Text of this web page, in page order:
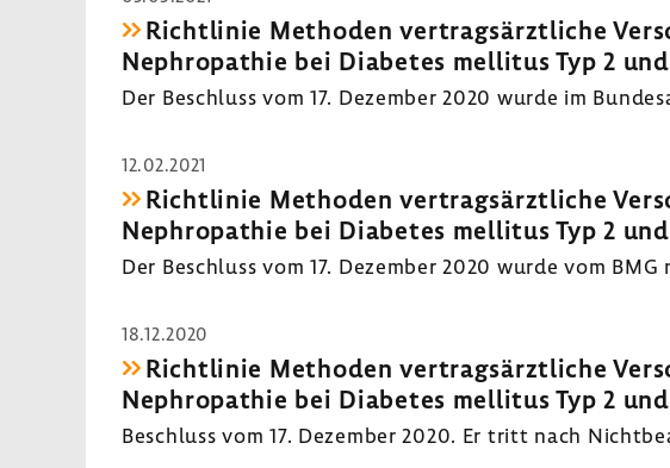
Richt­linie Methoden vertrags­ärzt­liche
Neph­ro­pa­thie bei Diabetes mellitus Typ 2
Der Beschluss vom 17. Dezember 2020 wurde im
12.02.2021
Richt­linie Methoden vertrags­ärzt­liche
Neph­ro­pa­thie bei Diabetes mellitus Typ 2
Der Beschluss vom 17. Dezember 2020 wurde vom
18.12.2020
Richt­linie Methoden vertrags­ärzt­liche
Neph­ro­pa­thie bei Diabetes mellitus Typ 2
Beschluss vom 17. Dezember 2020. Er tritt nach